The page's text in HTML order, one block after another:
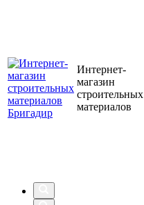
Интернет-
магазин
строительных
материалов